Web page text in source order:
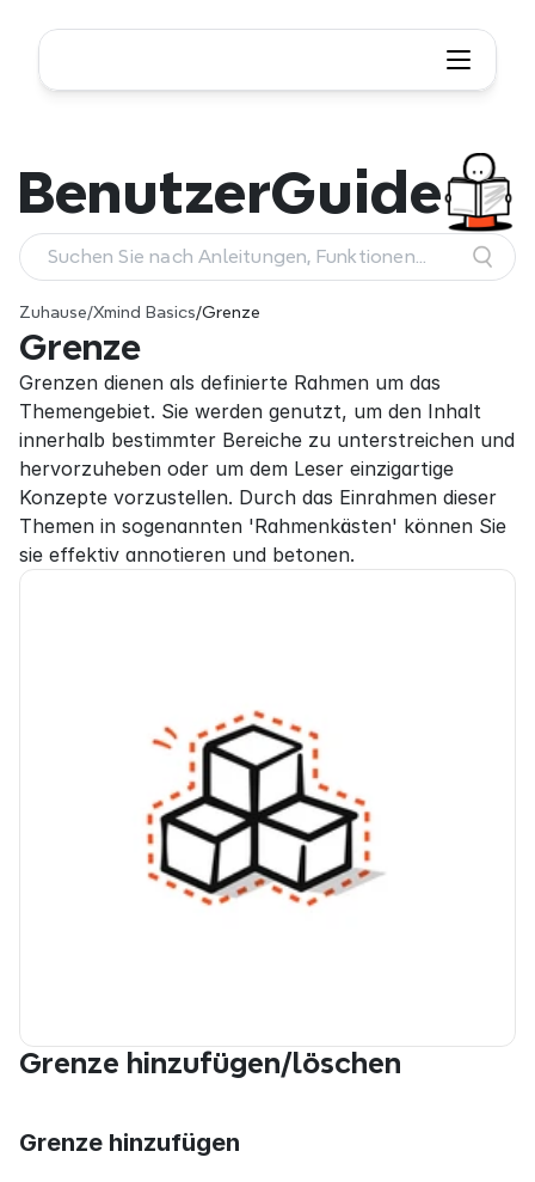
Zuhause/Xmind Basics/Grenze
Grenze
Grenzen dienen als definierte Rahmen um das
Themengebiet. Sie werden genutzt, um den Inhalt
innerhalb bestimmter Bereiche zu unterstreichen und
hervorzuheben oder um dem Leser einzigartige
Konzepte vorzustellen. Durch das Einrahmen dieser
Themen in sogenannten 'Rahmenkästen' können Sie
sie effektiv annotieren und betonen.
Grenze hinzufügen/löschen
Grenze hinzufügen
BenutzerGuide
Suchen Sie nach Anleitungen, Funktionen
und Workflows